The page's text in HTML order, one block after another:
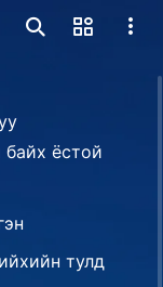
ёстой
тулд